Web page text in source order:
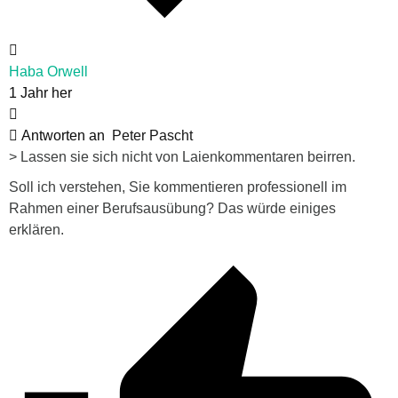
Haba Orwell
1 Jahr her
Antworten an
Peter Pascht
> Lassen sie sich nicht von Laienkommentaren beirren.
Soll ich verstehen, Sie kommentieren professionell im
Rahmen einer Berufsausübung? Das würde einiges
erklären.